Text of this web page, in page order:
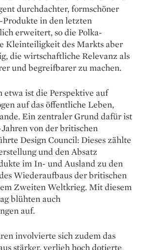
durchdachter, formschöner
in den letzten
erweitert, so die Polka-
Kleinteiligkeit des Markts aber
die wirtschaftliche Relevanz als
und begreifbarer zu machen.
ist die Perspektive auf
auf das öffentliche ­Leben,
Ein zentraler Grund dafür ist
von der britischen
Design Council: ­Dieses zählte
und den Absatz
im In- und Ausland zu den
Wieder­aufbaus der britischen
Zweiten Weltkrieg. Mit diesem
blühten auch
auf.
involvierte sich zudem das
stärker, verlieh hoch dotierte